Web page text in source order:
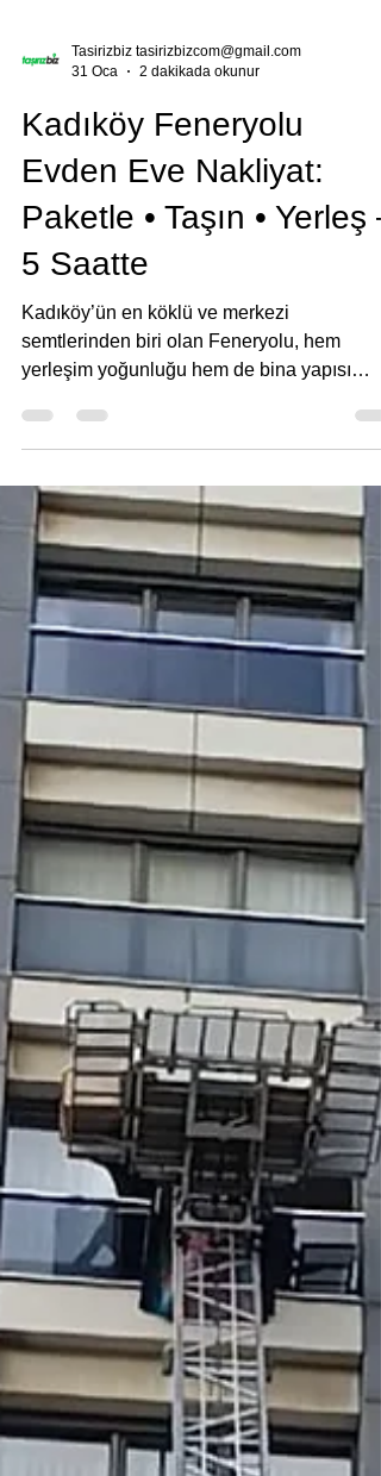
31 Oca
2 dakikada okunur
Kadıköy Feneryolu
Evden Eve Nakliyat:
Paketle • Taşın • Yerleş –
5 Saatte
Kadıköy’ün en köklü ve merkezi
yerleşim yoğunluğu hem de bina yapısı
nedeniyle evden eve nakliyat konusunda
apartman girişleri, yüksek katlı binalar ve
içi düzenlemeler; taşınma sürecinin
profesyonel şekilde planlanmasını zorunlu
kılar. TaşırızBiz Evden Eve Nakliyat,
Feneryolu’nda sunduğu çözümlerle bu
hızlı, düzenli ve güvenli hâle getirir.
benimsediği hizmet anlayışı ne